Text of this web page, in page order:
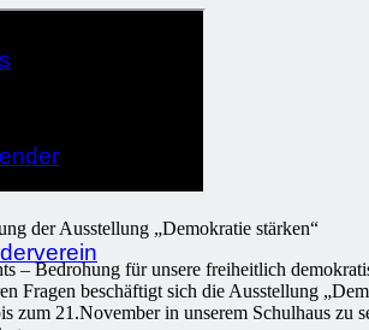
der Ausstellung „Demokratie stärken“
– Bedrohung für unsere freiheitlich
Fragen beschäftigt sich die Ausstellung
zum 21.November in unserem Schulhaus zu